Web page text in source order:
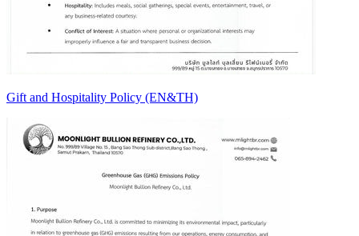
Gift and Hospitality Policy (EN&TH)